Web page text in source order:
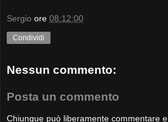
Sergio ore 08:12:00
Condividi
Nessun commento:
Posta un commento
Chiunque può liberamente commentare e